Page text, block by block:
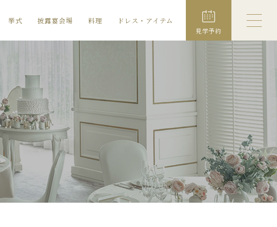
挙式 披露宴会場 料理 ドレス・アイテム
見学予約